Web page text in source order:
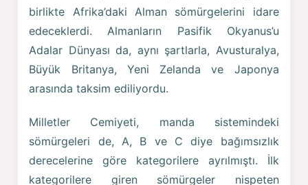
birlikte Afrika’daki Alman sömürgelerini idare
edeceklerdi. Almanların Pasifik Okyanus’u
Adalar Dünyası da, aynı şartlarla, Avusturalya,
Büyük Britanya, Yeni Zelanda ve Japonya
arasında taksim ediliyordu.
Milletler Cemiyeti, manda sistemindeki
sömürgeleri de, A, B ve C diye bağımsızlık
derecelerine göre kategorilere ayrılmıştı. İlk
kategorilere giren sömürgeler nispeten